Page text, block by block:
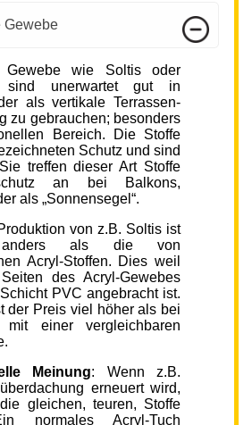
Gewebe
Gewebe wie Soltis oder
sind unerwartet gut in
als vertikale Terrassen-
zu gebrauchen; besonders
Bereich. Die Stoffe
Schutz und sind
treffen dieser Art Stoffe
an bei Balkons,
als „Sonnensegel“.
von z.B. Soltis ist
anders als die von
Acryl-Stoffen. Dies weil
des Acryl-Gewebes
PVC angebracht ist.
der Preis viel höher als bei
mit einer vergleichbaren
Meinung: Wenn z.B.
erneuert wird,
gleichen, teuren, Stoffe
normales Acryl-Tuch